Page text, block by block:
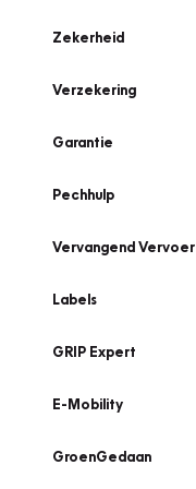
Zekerheid
Verzekering
Garantie
Pechhulp
Vervangend Vervoer
Labels
GRIP Expert
E-Mobility
GroenGedaan